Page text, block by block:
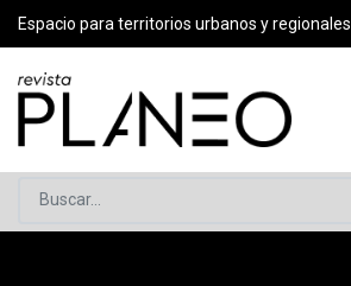
Espacio para territorios urbanos y regionales
Buscar...